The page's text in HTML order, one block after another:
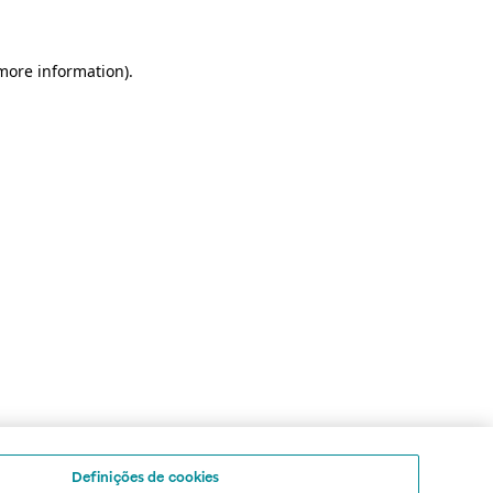
information).
Definições de cookies